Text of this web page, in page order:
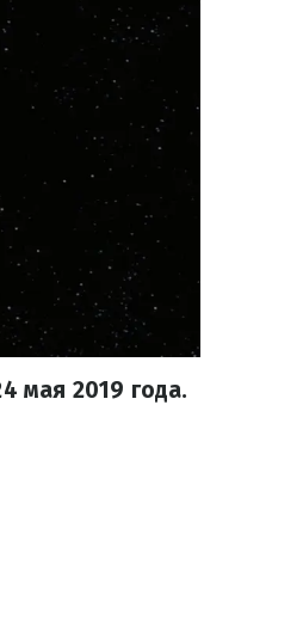
мая 2019 года.